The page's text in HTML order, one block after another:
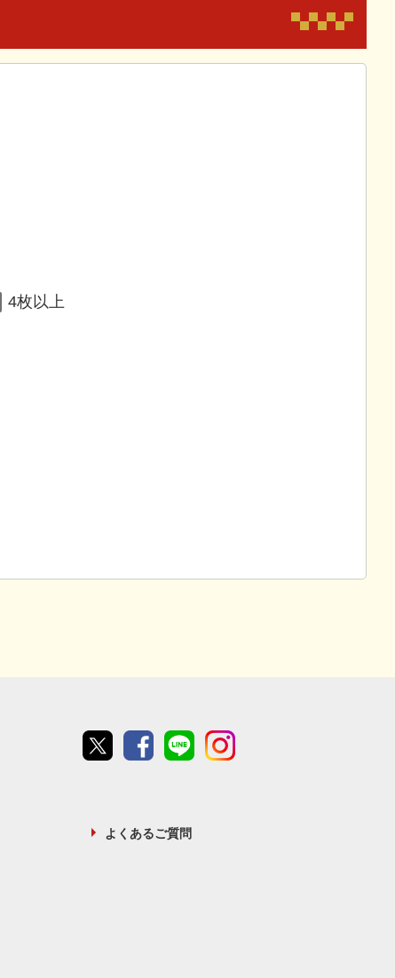
4枚以上
よくあるご質問
Twitter Facebookline